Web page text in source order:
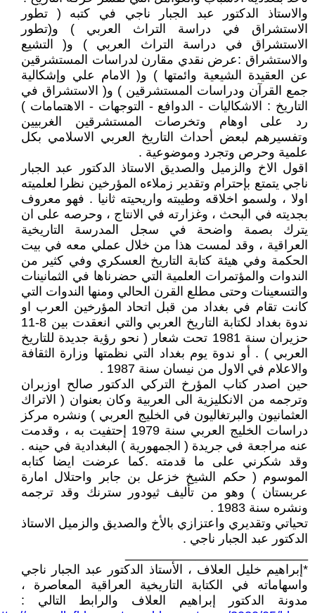
والاستاذ الدكتور عبد الجبار ناجي في كتبه ( تطور
الاستشراق في دراسة التراث العربي ) و(تطور
الاستشراق في دراسة التراث العربي ) و( التشيع
والاستشراق :عرض نقدي مقارن لدراسات المستشرقين
عن العقيدة الشيعية وائمتها ) و( الامام علي وإشكالية
جمع القرآن ودراسات المستشرقين ) و( الاستشراق في
التاريخ : الاشكاليات - الدوافع - التوجهات - الاهتمامات )
رد على اوهام وتخرصات المستشرقين الغربيين
وتفسيرهم لبعض أحداث التاريخ العربي الاسلامي بكل
علمية وحرص وتجرد وموضوعية .
اقول الاخ والزميل والصديق الاستاذ الدكتور عبد الجبار
ناجي يتمتع بإحترام وتقدير زملاءه المؤرخين نظرا لعلميته
اولا ، ولسمو اخلاقه وطيبته واريحيته ثانيا . فهو معروف
بجديته في البحث ، وغزارته في الانتاج ، وحرصه على ان
يترك بصمة واضحة في سجل المدرسة التاريخية
العراقية ، وقد لمست هذا من خلال عملي معه في بيت
الحكمة وفي هيئة كتابة التاريخ العسكري وفي كثير من
الندوات والمؤتمرات العلمية التي حضرناها في الثمانينات
والتسعينات وحتى مطلع القرن الحالي ومنها الندوات التي
كانت تقام في بغداد من قبل اتحاد المؤرخين العرب او
ندوة بغداد لكتابة التاريخ العربي والتي انعقدت بين 8-11
حزيران سنة 1981 تحت شعار ( نحو رؤية جديدة للتاريخ
العربي ) . أو ندوة يوم بغداد التي نظمتها وزارة الثقافة
والاعلام في الاول من نيسان سنة 1987 .
حين اصدر كتاب المؤرخ التركي الدكتور صالح اوزبران
وترجمه من الانكليزية الى العربية وكان بعنوان ( الاتراك
العثمانيون والبرتغاليون في الخليج العربي ) ونشره مركز
دراسات الخليج العربي سنة 1979 إحتفيت به ، وقدمت
عنه مراجعة في جريدة ( الجمهورية ) البغدادية في حينه .
وقد شكرني على ما قدمته .كما عرضت ايضا كتابه
الموسوم ( حكم الشيخ خزعل بن جابر واحتلال امارة
عربستان ) وهو من تأليف ثيودور سترنك وقد ترجمه
ونشره سنة 1983 .
تحياتي وتقديري واعتزازي بالأخ والصديق والزميل الاستاذ
الدكتور عبد الجبار ناجي .
*إبراهيم خليل العلاف ، الأستاذ الدكتور عبد الجبار ناجي
واسهاماته في الكتابة التاريخية العراقية المعاصرة ،
مدونة الدكتور إبراهيم العلاف والرابط التالي :